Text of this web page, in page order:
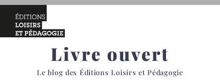
Livre ouvert
Le blog des Éditions Loisirs et Pédagogie